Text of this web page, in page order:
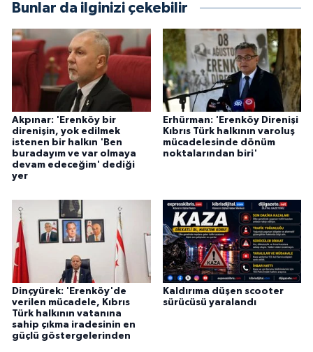
Bunlar da ilginizi çekebilir
Akpınar: 'Erenköy bir
direnişin, yok edilmek
istenen bir halkın 'Ben
buradayım ve var olmaya
devam edeceğim' dediği
yer
Erhürman: 'Erenköy Direnişi
Kıbrıs Türk halkının varoluş
mücadelesinde dönüm
noktalarından biri'
Dinçyürek: 'Erenköy'de
verilen mücadele, Kıbrıs
Türk halkının vatanına
sahip çıkma iradesinin en
güçlü göstergelerinden
Kaldırıma düşen scooter
sürücüsü yaralandı